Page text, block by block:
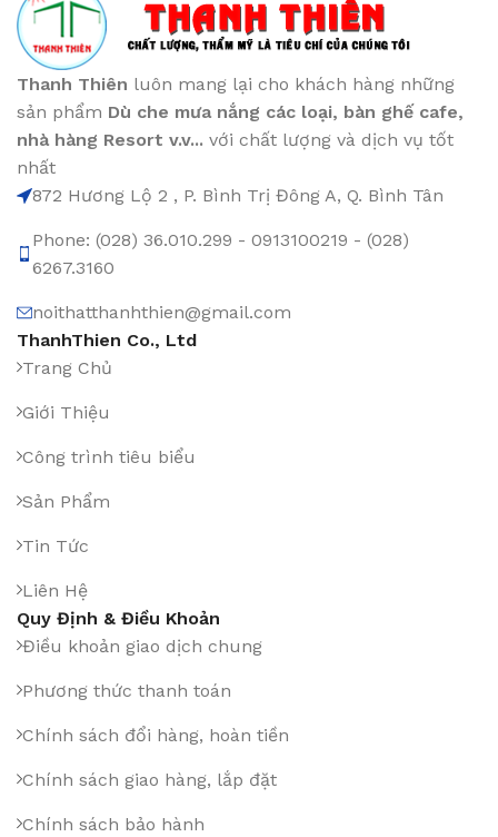
Thanh Thiên luôn mang lại cho khách hàng những
sản phẩm Dù che mưa nắng các loại, bàn ghế cafe,
nhà hàng Resort v.v... với chất lượng và dịch vụ tốt
nhất
872 Hương Lộ 2 , P. Bình Trị Đông A, Q. Bình Tân
Phone: (028) 36.010.299 - 0913100219 - (028)
6267.3160
noithatthanhthien@gmail.com
ThanhThien Co., Ltd
Trang Chủ
Giới Thiệu
Công trình tiêu biểu
Sản Phẩm
Tin Tức
Liên Hệ
Quy Định & Điều Khoản
Điều khoản giao dịch chung
Phương thức thanh toán
Chính sách đổi hàng, hoàn tiền
Chính sách giao hàng, lắp đặt
Chính sách bảo hành